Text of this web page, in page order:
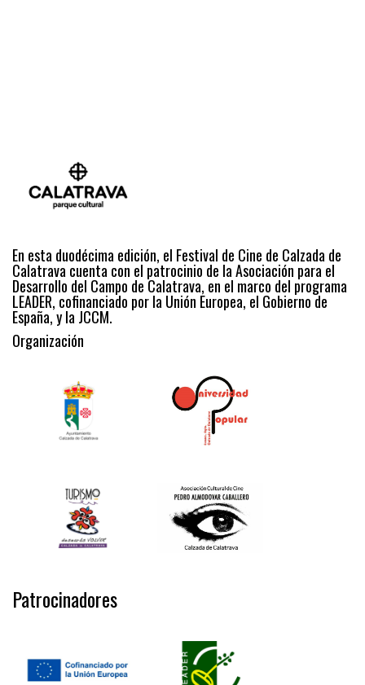
En esta duodécima edición, el Festival de Cine de Calzada de
Calatrava cuenta con el patrocinio de la Asociación para el
Desarrollo del Campo de Calatrava, en el marco del programa
LEADER, cofinanciado por la Unión Europea, el Gobierno de
España, y la JCCM.
Organización
Patrocinadores